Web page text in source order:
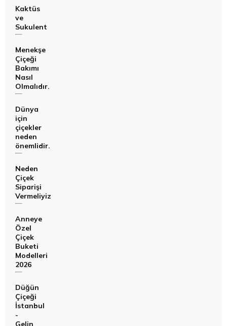
Kaktüs
ve
Sukulent
Menekşe
Çiçeği
Bakımı
Nasıl
Olmalıdır.
Dünya
için
çiçekler
neden
önemlidir.
Neden
Çiçek
Siparişi
Vermeliyiz
Anneye
Özel
Çiçek
Buketi
Modelleri
2026
Düğün
Çiçeği
İstanbul
-
Gelin